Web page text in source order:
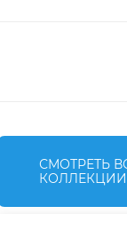
СМОТРЕТЬ
КОЛЛЕКЦИИ